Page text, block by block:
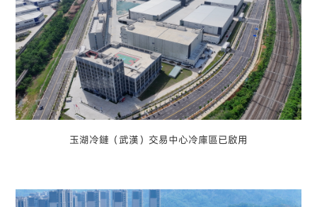
玉湖冷鏈（武漢）交易中心冷庫區已啟用